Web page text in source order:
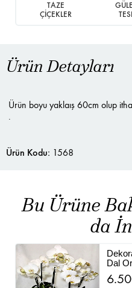
TAZE
ÇİÇEKLER
Ürün Detayları
Ürün boyu yaklaış 60cm olup
.
Ürün Kodu: 1568
Bu Ürüne
da
Dal